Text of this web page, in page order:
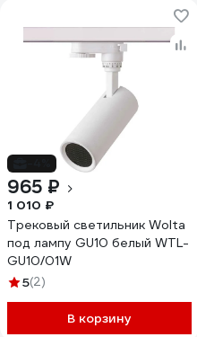
965 ₽
1 010 ₽
Трековый светильник Wolta
под лампу GU10 белый WTL-
GU10/01W
5(2)
В корзину